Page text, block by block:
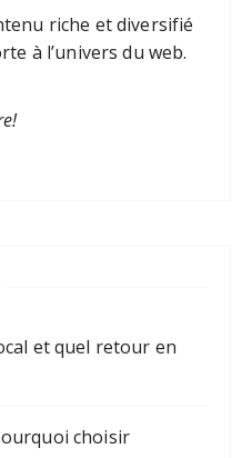
riche et diversifié
à l’univers du web.
et quel retour en
choisir